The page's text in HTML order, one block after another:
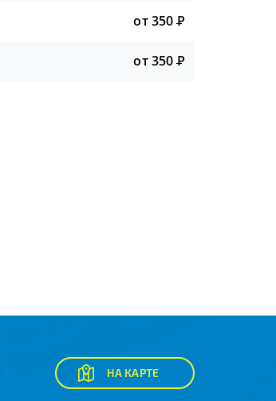
от 350Р
от 350Р
НА КАРТЕ